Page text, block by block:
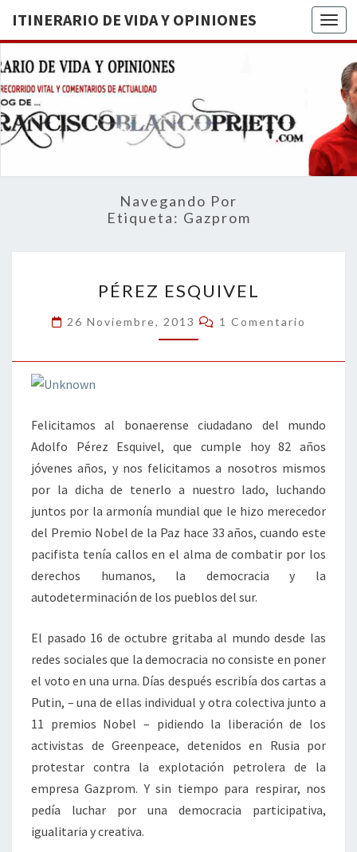
ITINERARIO DE VIDA Y OPINIONES
DE
BREVE
RECORRIDO
VITAL Y
ACTUALIDAD
Navegando Por
Etiqueta: Gazprom
ESQUIVEL
PÉREZ ESQUIVEL
26 Noviembre, 2013 Comentarios
1 Comentario
Felicitamos al bonaerense ciudadano del mundo
Adolfo Pérez Esquivel, que cumple hoy 82 años
jóvenes años, y nos felicitamos a nosotros mismos
por la dicha de tenerlo a nuestro lado, luchando
juntos por la armonía mundial que le hizo merecedor
del Premio Nobel de la Paz hace 33 años, cuando este
pacifista tenía callos en el alma de combatir por los
derechos humanos, la democracia y la
autodeterminación de los pueblos del sur.
El pasado 16 de octubre gritaba al mundo desde las
redes sociales que la democracia no consiste en poner
el voto en una urna. Días después escribía dos cartas a
Putin, – una de ellas individual y otra colectiva junto a
11 premios Nobel – pidiendo la liberación de los
activistas de Greenpeace, detenidos en Rusia por
protestar contra la explotación petrolera de la
empresa Gazprom. Y sin tiempo para respirar, nos
pedía luchar por una democracia participativa,
igualitaria y creativa.